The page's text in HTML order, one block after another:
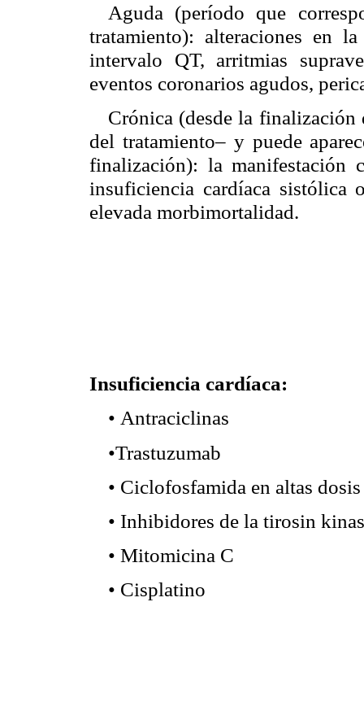
Aguda (período que
tratamiento): alteraciones en
intervalo QT, arritmias
eventos coronarios agudos,
Crónica (desde la
del tratamiento– y puede
finalización): la manifestación
insuficiencia cardíaca
elevada morbimortalidad.
Insuficiencia cardíaca:
• Antraciclinas
•Trastuzumab
• Ciclofosfamida en altas dosis
• Inhibidores de la tirosin
• Mitomicina C
• Cisplatino